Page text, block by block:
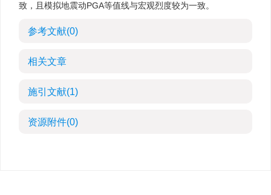
致，且模拟地震动PGA等值线与宏观烈度较为一致。
参考文献(0)
相关文章
施引文献(1)
资源附件(0)